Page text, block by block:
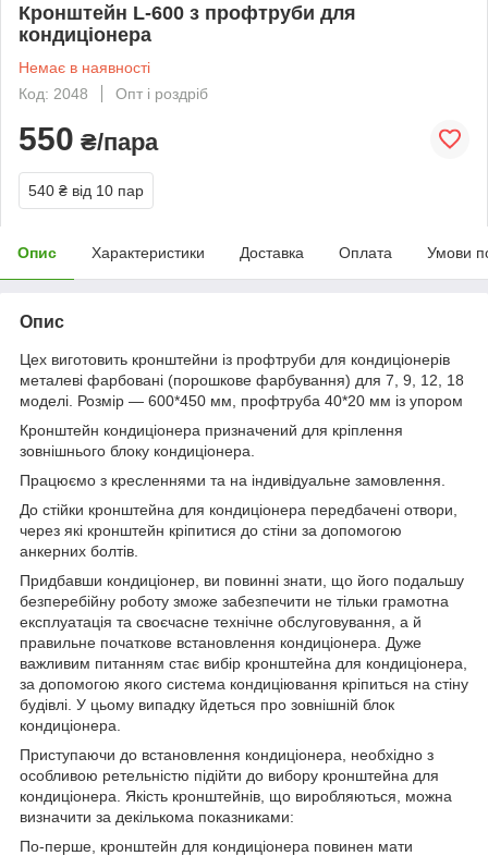
Кронштейн L-600 з профтруби для
кондиціонера
Немає в наявності
Код: 2048
Опт і роздріб
550 ₴/пара
540 ₴ від 10 пар
Опис Характеристики Доставка Оплата Умови
Опис
Цех виготовить кронштейни із профтруби для кондиціонерів
металеві фарбовані (порошкове фарбування) для 7, 9, 12, 18
моделі. Розмір ― 600*450 мм, профтруба 40*20 мм із упором
Кронштейн кондиціонера призначений для кріплення
зовнішнього блоку кондиціонера.
Працюємо з кресленнями та на індивідуальне замовлення.
До стійки кронштейна для кондиціонера передбачені отвори,
через які кронштейн кріпитися до стіни за допомогою
анкерних болтів.
Придбавши кондиціонер, ви повинні знати, що його подальшу
безперебійну роботу зможе забезпечити не тільки грамотна
експлуатація та своєчасне технічне обслуговування, а й
правильне початкове встановлення кондиціонера. Дуже
важливим питанням стає вибір кронштейна для кондиціонера,
за допомогою якого система кондиціювання кріпиться на стіну
будівлі. У цьому випадку йдеться про зовнішній блок
кондиціонера.
Приступаючи до встановлення кондиціонера, необхідно з
особливою ретельністю підійти до вибору кронштейна для
кондиціонера. Якість кронштейнів, що виробляються, можна
визначити за декількома показниками:
По-перше, кронштейн для кондиціонера повинен мати